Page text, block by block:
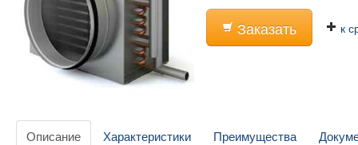
Заказать к
Описание Характеристики Преимущества